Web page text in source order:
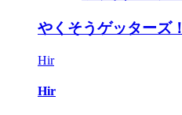
やくそうゲッターズ！
Hir
Hir